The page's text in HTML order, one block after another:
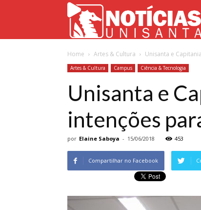
Home Artes & Cultura Unisanta e
Artes & Cultura Campus Ciência & Tecnologia
Unisanta e
intenções
por Elaine Saboya - 15/06/2018 453
Compartilhar no Facebook